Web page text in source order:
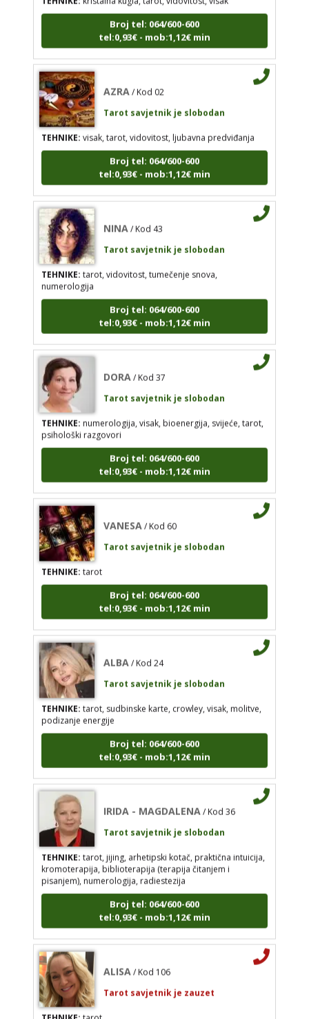
AZRA/ Kod 02
Tarot savjetnik je slobodan
TEHNIKE:visak, tarot, vidovitost, ljubavna
predviđanja
Broj tel: 064/600-600
tel:0,93€ - mob:1,12€ min
NINA / Kod 43
Tarot savjetnik je slobodan
TEHNIKE:tarot, vidovitost, tumečenje snova,
numerologija
Broj tel: 064/600-600
DORA/ Kod 37
Tarot savjetnik je slobodan
TEHNIKE:
numerologija, visak, bioenergija, svijeće,
tarot, psihološki razgovori
tel:0,93€ - mob:1,12€ min
VANESA/ Kod 60
TEHNIKE:tarot
tel:0,93€ - mob:1,12€ min
ALBA/ Kod 24
Tarot savjetnik je slobodan
TEHNIKE:tarot, sudbinske karte, crowley, visak,
molitve, podizanje energije
Broj tel: 064/600-600
tel:0,93€ - mob:1,12€ min
Tarot savjetnik je slobodan
TEHNIKE:
tarot, jijing, arhetipski kotač, praktična
intuicija, kromoterapija, biblioterapija (terapija
čitanjem i pisanjem), numerologija, radiestezija
Broj tel: 064/600-600
tel:0,93€ - mob:1,12€ min
ALISA / Kod 106
Tarot savjetnik je zauzet
TEHNIKE:tarot
Broj tel: 064/600-600
tel:0,93€ - mob:1,12€ min
Tarot savjetnik je slobodan
TEHNIKE:visak, tarot, vidovitost, ljubavna predviđanja
Broj tel: 064/600-600
tel:0,93€ - mob:1,12€ min
Tarot savjetnik je slobodan
TEHNIKE:tarot, vidovitost, tumečenje snova,
numerologija
tel:0,93€ - mob:1,12€ min
Tarot savjetnik je slobodan
TEHNIKE:
numerologija, visak, bioenergija, svijeće, tarot,
psihološki razgovori
Broj tel: 064/600-600
tel:0,93€ - mob:1,12€ min
Tarot savjetnik je slobodan
TEHNIKE:tarot
tel:0,93€ - mob:1,12€ min
Tarot savjetnik je slobodan
TEHNIKE:tarot, sudbinske karte, crowley, visak, molitve,
podizanje energije
Broj tel: 064/600-600
tel:0,93€ - mob:1,12€ min
Tarot savjetnik je slobodan
TEHNIKE:tarot, jijing, arhetipski kotač, praktična intuicija,
kromoterapija, biblioterapija (terapija čitanjem i
pisanjem), numerologija, radiestezija
Broj tel: 064/600-600
tel:0,93€ - mob:1,12€ min
Tarot savjetnik je zauzet
TEHNIKE:tarot